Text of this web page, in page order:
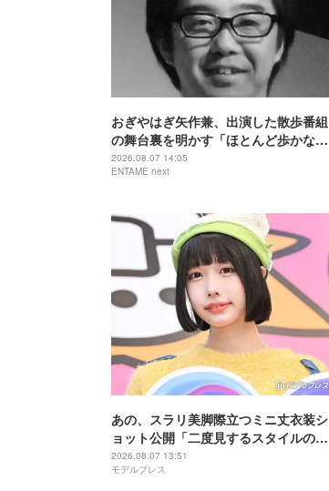
おぎやはぎ矢作兼、出演した散歩番組
の舞台裏を明かす「ほとんど歩かな
い」「7メートル手前ぐらいから…」
2026.08.07 14:05
ENTAME next
あの、スラリ美脚際立つミニ丈衣装シ
ョット公開「二度見するスタイルの良
さ」「完璧な着こなし」と反響
2026.08.07 13:51
モデルプレス